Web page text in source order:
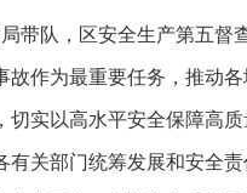
带队，区安全生产第五
故作为最重要任务，推动
切实以高水平安全保障高
有关部门统筹发展和安全